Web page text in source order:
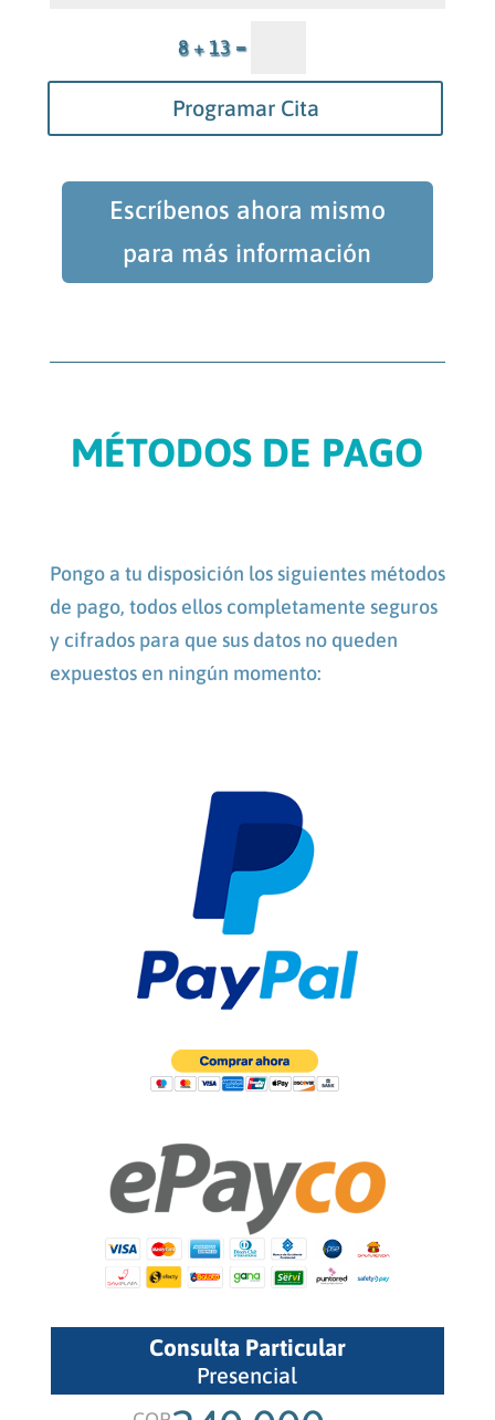
8 + 13=
Programar Cita
Escríbenos ahora mismo
para más información
MÉTODOS DE PAGO
Pongo a tu disposición los siguientes métodos
de pago, todos ellos completamente seguros
y cifrados para que sus datos no queden
expuestos en ningún momento:
Consulta Particular
Presencial